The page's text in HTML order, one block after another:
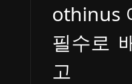
othinus
필수로
고